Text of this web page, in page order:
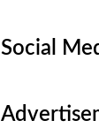
Social